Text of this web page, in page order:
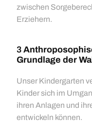
zwischen
Erziehern.
3
Grundlage der
Unser Kindergarten
Kinder sich im
ihren Anlagen und
entwickeln können.